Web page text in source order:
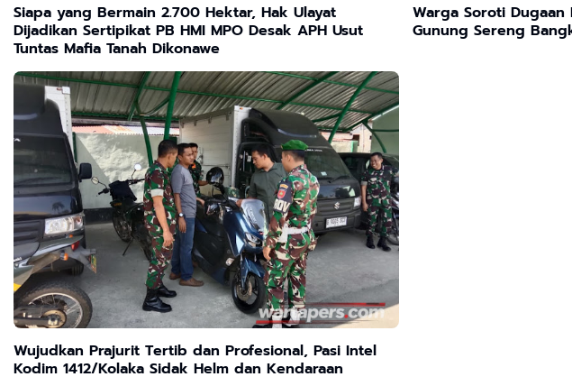
Siapa yang Bermain 2.700 Hektar, Hak Ulayat
Dijadikan Sertipikat PB HMI MPO Desak APH Usut
Tuntas Mafia Tanah Dikonawe
Warga Soroti
Gunung Sereng
Wujudkan Prajurit Tertib dan Profesional, Pasi Intel
Kodim 1412/Kolaka Sidak Helm dan Kendaraan